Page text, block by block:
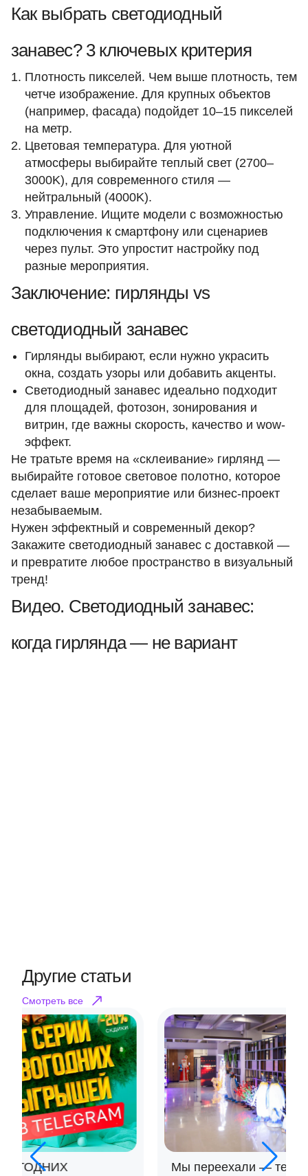
Как выбрать светодиодный
занавес? 3 ключевых критерия
Плотность пикселей. Чем выше плотность, тем
четче изображение. Для крупных объектов
(например, фасада) подойдет 10–15 пикселей
на метр.
Цветовая температура. Для уютной
атмосферы выбирайте теплый свет (2700–
3000K), для современного стиля —
нейтральный (4000K).
Управление. Ищите модели с возможностью
подключения к смартфону или сценариев
через пульт. Это упростит настройку под
разные мероприятия.
Заключение: гирлянды vs
светодиодный занавес
Гирлянды выбирают, если нужно украсить
окна, создать узоры или добавить акценты.
Светодиодный занавес идеально подходит
для площадей, фотозон, зонирования и
витрин, где важны скорость, качество и wow-
эффект.
Не тратьте время на «склеивание» гирлянд —
выбирайте готовое световое полотно, которое
сделает ваше мероприятие или бизнес-проект
незабываемым.
Нужен эффектный и современный декор?
Закажите светодиодный занавес с доставкой —
и превратите любое пространство в визуальный
тренд!
Видео. Светодиодный занавес:
когда гирлянда — не вариант
Другие статьи
Смотреть все
Мы переехали — теперь ещё удобнее и